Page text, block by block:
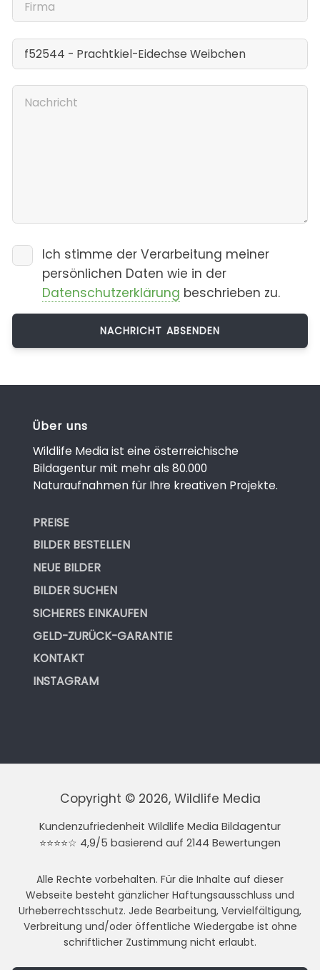
Ich stimme der Verarbeitung meiner
persönlichen Daten wie in der
Datenschutzerklärung beschrieben zu.
Über uns
Wildlife Media ist eine österreichische
Bildagentur mit mehr als 80.000
Naturaufnahmen für Ihre kreativen Projekte.
PREISE
BILDER BESTELLEN
NEUE BILDER
BILDER SUCHEN
SICHERES EINKAUFEN
GELD-ZURÜCK-GARANTIE
KONTAKT
INSTAGRAM
Copyright © 2026, Wildlife Media
Kundenzufriedenheit Wildlife Media Bildagentur
⭐⭐⭐⭐☆ 4,9/5 basierend auf 2144 Bewertungen
Alle Rechte vorbehalten. Für die Inhalte auf dieser
Webseite besteht gänzlicher Haftungsausschluss und
Urheberrechtsschutz. Jede Bearbeitung, Vervielfältigung,
Verbreitung und/oder öffentliche Wiedergabe ist ohne
schriftlicher Zustimmung nicht erlaubt.